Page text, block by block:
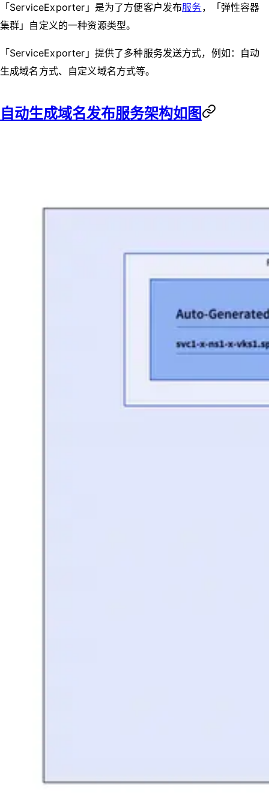
「ServiceExporter」是为了方便客户发布服务，「弹性容器
集群」自定义的一种资源类型。
「ServiceExporter」提供了多种服务发送方式，例如：自动
生成域名方式、自定义域名方式等。
自动生成域名发布服务架构如图